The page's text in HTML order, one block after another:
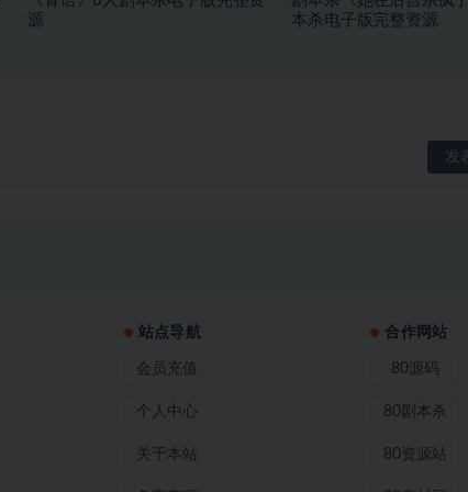
源
本杀电子版完整资源
站点导航
会员充值
个人中心
关于本站
合作网站
80源码
80剧本杀
80资源站